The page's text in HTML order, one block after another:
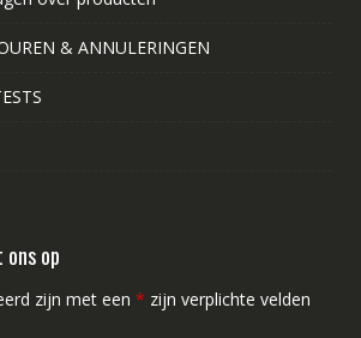
& ANNULERINGEN
op
zijn met een * zijn verplichte velden